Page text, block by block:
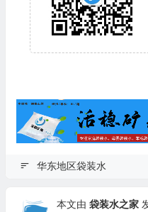
华东地区袋装水
本文由 袋装水之家